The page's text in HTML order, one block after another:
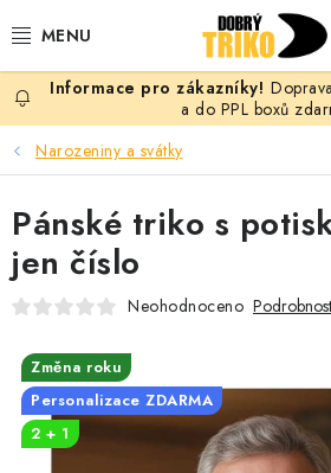
na
PRO ŽENY
PRO MUŽE
PRO DĚTI
PRO PÁRY
VLASTNÍ MOTIV
a do PPL boxů
Narozeniny a svátky
Pánské triko s
jen číslo
Neohodnoceno
Změna roku
Personalizace ZDARMA
2 + 1